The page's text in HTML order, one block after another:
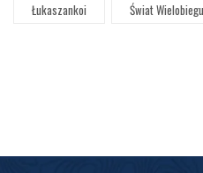
Łukaszankoi
Świat